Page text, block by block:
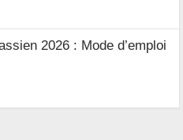
2026 : Mode d’emploi